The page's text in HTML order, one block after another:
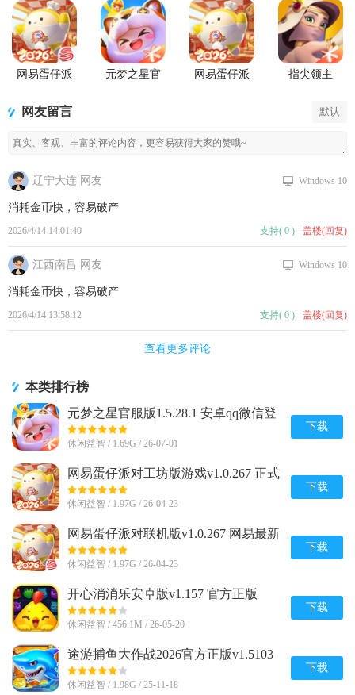
网易蛋仔派
元梦之星官
网易蛋仔派
指尖领主
网友留言 默认
辽宁大连 网友
2026/4/14 14:01:40
消耗金币快，容易破产
Windows 10
支持( 0 ) 盖楼(回复)
江西南昌 网友
2026/4/14 13:58:12
消耗金币快，容易破产
Windows 10
支持( 0 ) 盖楼(回复)
查看更多评论
本类排行榜
元梦之星官服版1.5.28.1 安卓qq微信登
录版
休闲益智 / 1.69G / 26-07-01
下载
网易蛋仔派对工坊版游戏v1.0.267 正式
版
休闲益智 / 1.97G / 26-04-23
下载
网易蛋仔派对联机版v1.0.267 网易最新
版
休闲益智 / 1.97G / 26-04-23
下载
开心消消乐安卓版v1.157 官方正版
休闲益智 / 456.1M / 26-05-20
下载
途游捕鱼大作战2026官方正版v1.5103
手机最新版
休闲益智 / 1.98G / 25-11-18
下载